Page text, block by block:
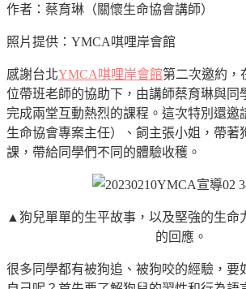
作者：蔡育琳（關懷生命協會講師）
照片提供：YMCA唭哩岸會館
感謝台北YMCA唭哩岸會館第二次邀約，
位帶班老師的協助下，由講師蔡育琳與同
完成兩堂互動熱烈的課程。這次特別還邀
生命協會專案主任）、飼主張小姐，帶著
課，帶給同學們不同的體驗收穫。
▲狗兒單單的生平故事，以及堅強的生命
的回應。
很多同學都有被狗追、被狗咬的經驗，要